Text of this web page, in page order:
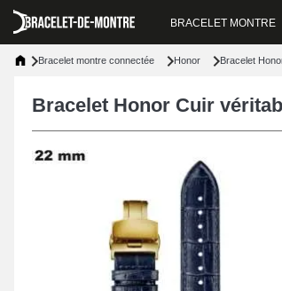
BRACELET MONTRE
Bracelet montre connectée Honor Bracelet
Bracelet Honor Cuir